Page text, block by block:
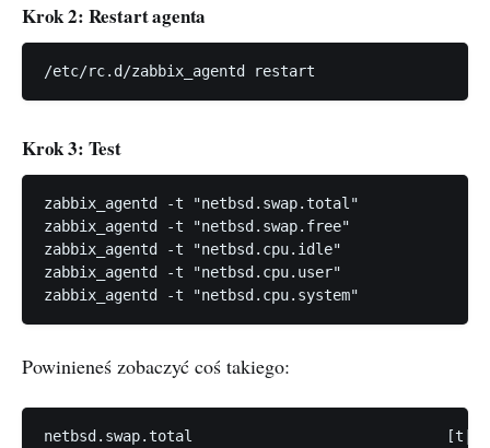
Krok 2: Restart agenta
Krok 3: Test
zabbix_agentd -t "netbsd.swap.total"
zabbix_agentd -t "netbsd.swap.free"
zabbix_agentd -t "netbsd.cpu.idle"
zabbix_agentd -t "netbsd.cpu.user"
Powinieneś zobaczyć coś takiego:
netbsd.swap.total